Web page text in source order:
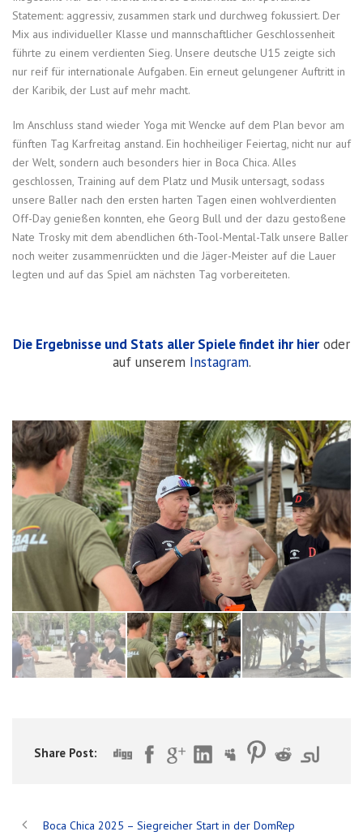
Statement: aggressiv, zusammen stark und durchweg fokussiert. Der
Mix aus individueller Klasse und mannschaftlicher Geschlossenheit
führte zu einem verdienten Sieg. Unsere deutsche U15 zeigte sich
nur reif für internationale Aufgaben. Ein erneut gelungener Auftritt in
der Karibik, der Lust auf mehr macht.
Im Anschluss stand wieder Yoga mit Wencke auf dem Plan bevor am
fünften Tag Karfreitag anstand. Ein hochheiliger Feiertag, nicht nur auf
der Welt, sondern auch besonders hier in Boca Chica. Alles
geschlossen, Training auf dem Platz und Musik untersagt, sodass
unsere Baller nach den ersten harten Tagen einen wohlverdienten
Off-Day genießen konnten, ehe Georg Bull und der dazu gestoßene
Nate Trosky mit dem abendlichen 6th-Tool-Mental-Talk unsere Baller
noch weiter zusammenrückten und die Jäger-Meister auf die Lauer
legten und auf das Spiel am nächsten Tag vorbereiteten.
Die Ergebnisse und Stats aller Spiele findet ihr hier oder
auf unserem Instagram.
Share Post:
Boca Chica 2025 – Siegreicher Start in der DomRep